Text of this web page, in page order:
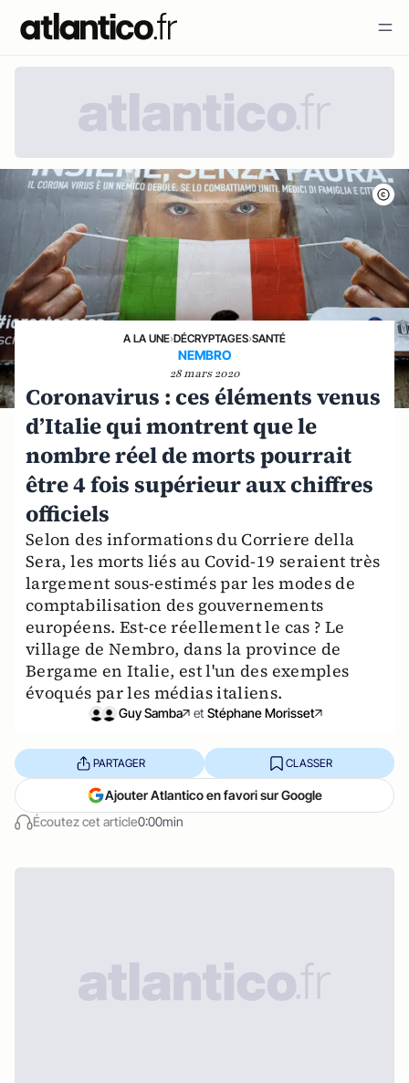
A LA UNE›DÉCRYPTAGES›SANTÉ
NEMBRO
28 mars 2020
Coronavirus : ces éléments venus
d’Italie qui montrent que le
nombre réel de morts pourrait
être 4 fois supérieur aux chiffres
officiels
Selon des informations du Corriere della
Sera, les morts liés au Covid-19 seraient très
largement sous-estimés par les modes de
comptabilisation des gouvernements
européens. Est-ce réellement le cas ? Le
village de Nembro, dans la province de
Bergame en Italie, est l'un des exemples
évoqués par les médias italiens.
Guy Samba et Stéphane Morisset
Écoutez cet article0:00min
PARTAGER CLASSER
Ajouter Atlantico en favori sur Google